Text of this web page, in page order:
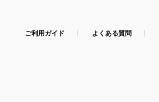
ご利用ガイド よくある質問